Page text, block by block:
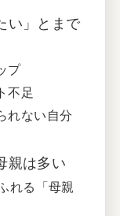
い」とまで
プ
不足
れない自分
親は多い
れる「母親